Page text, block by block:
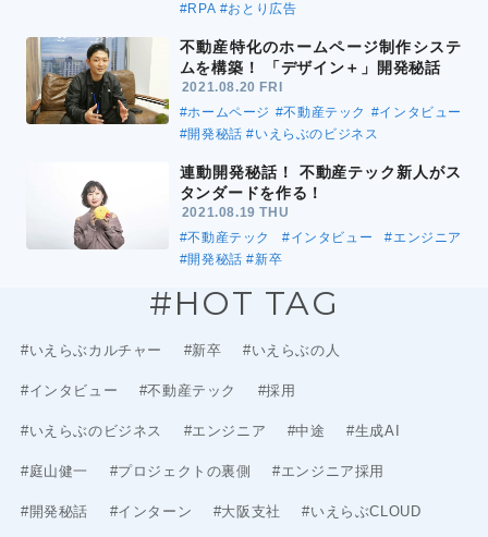
#RPA #おとり広告
不動産特化のホームページ制作システ
ムを構築！ 「デザイン＋」開発秘話
2021.08.20 FRI
#ホームページ #不動産テック #インタビュー
#開発秘話 #いえらぶのビジネス
連動開発秘話！ 不動産テック新人がス
タンダードを作る！
2021.08.19 THU
#不動産テック
#インタビュー
#エンジニア
#開発秘話 #新卒
#HOT TAG
#いえらぶカルチャー #新卒 #いえらぶの人
#インタビュー #不動産テック #採用
#いえらぶのビジネス #エンジニア #中途 #生成AI
#庭山健一 #プロジェクトの裏側 #エンジニア採用
#開発秘話 #インターン #大阪支社 #いえらぶCLOUD